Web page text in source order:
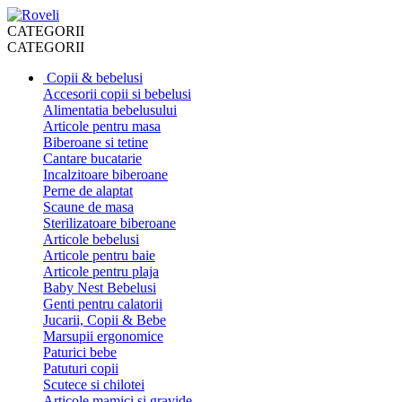
CATEGORII
CATEGORII
Copii & bebelusi
Accesorii copii si bebelusi
Alimentatia bebelusului
Articole pentru masa
Biberoane si tetine
Cantare bucatarie
Incalzitoare biberoane
Perne de alaptat
Scaune de masa
Sterilizatoare biberoane
Articole bebelusi
Articole pentru baie
Articole pentru plaja
Baby Nest Bebelusi
Genti pentru calatorii
Jucarii, Copii & Bebe
Marsupii ergonomice
Paturici bebe
Patuturi copii
Scutece si chilotei